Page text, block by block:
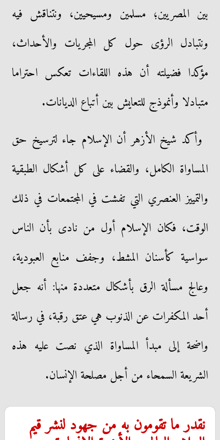
بين المصريين؛ مسلمين ومسيحيين، ونتناقش فيه
ونتبادل الرؤى حول كل المجريات والأحداث،
مؤكدا فضيلته أن هذه اللقاءات تعكس احتراما
متبادلا وأنموذج للتعايش بين أتباع الديانات.
وأكد شيخ الأزهر أن الإسلام جاء لترسيخ حق
المساواة الكامل، والقضاء على كل أشكال الطبقية
والتمييز العنصري التي تفشت في المجتمعات في ذلك
الوقت، فكان الإسلام أول من نادى بأن الناس
سواسية كأسنان المشط، وجفف منابع العبودية،
وعالج مسألة الرق بأشكال متعددة منها: أنه جعل
أحد المكفرات عن الذنوب هي عتق رقبة، في رسالة
واضحة إلى مبدأ المساواة الذي نصت عليه هذه
الشريعة السمحاء من أجل مصلحة الإنسان.
نقدر ما تقومون به من جهود لنشر قيم